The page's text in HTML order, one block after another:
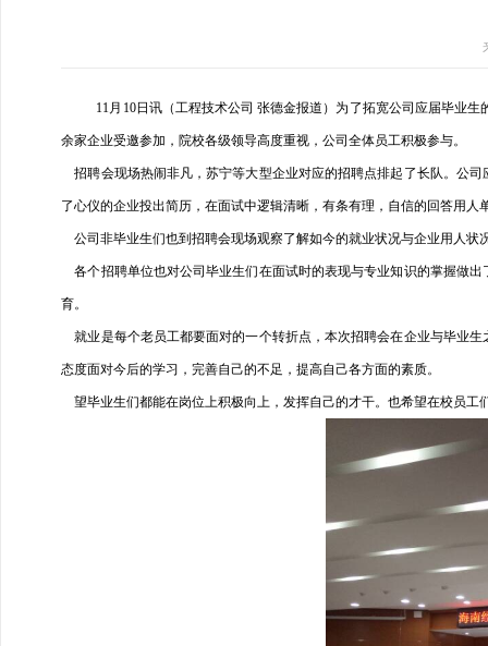
11月 10日讯（工程技术公司 张德金报道）为了拓宽公司应届毕业
余家企业受邀参加，院校各级领导高度重视，公司全体员工积极参与。
招聘会现场热闹非凡，苏宁等大型企业对应的招聘点排起了长队。公
了心仪的企业投出简历，在面试中逻辑清晰，有条有理，自信的回答用人
公司非毕业生们也到招聘会现场观察了解如今的就业状况与企业用人
各个招聘单位也对公司毕业生们在面试时的表现与专业知识的掌握做
育。
就业是每个老员工都要面对的一个转折点，本次招聘会在企业与毕业
态度面对今后的学习，完善自己的不足，提高自己各方面的素质。
望毕业生们都能在岗位上积极向上，发挥自己的才干。也希望在校员工